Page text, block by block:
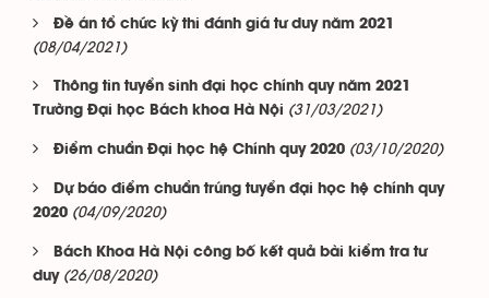
Đề án tổ chức kỳ thi đánh giá tư duy năm 2021
(08/04/2021)
Thông tin tuyển sinh đại học chính quy năm 2021
Trường Đại học Bách khoa Hà Nội (31/03/2021)
Điểm chuẩn Đại học hệ Chính quy 2020 (03/10/2020)
Dự báo điểm chuẩn trúng tuyển đại học hệ chính quy
2020 (04/09/2020)
Bách Khoa Hà Nội công bố kết quả bài kiểm tra tư
duy (26/08/2020)